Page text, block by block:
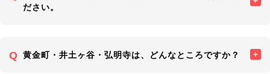
ださい。
黄金町・井土ヶ谷・弘明寺は、どんなところですか？